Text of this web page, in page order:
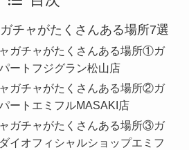
チャがたくさんある場所7選
ガチャがたくさんある場所①ガ
ートフジグラン松山店
ガチャがたくさんある場所②ガ
ートエミフルMASAKI店
ガチャがたくさんある場所③ガ
イオフィシャルショップエミフ